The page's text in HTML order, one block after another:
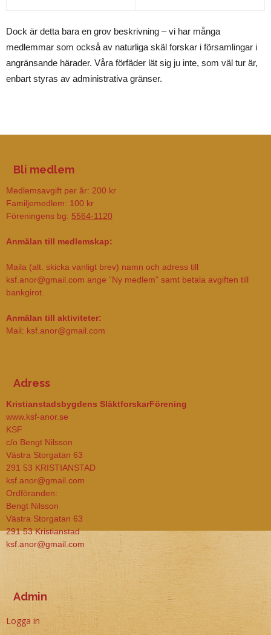
Dock är detta bara en grov beskrivning – vi har många
medlemmar som också av naturliga skäl forskar i församlingar i
angränsande härader. Våra förfäder lät sig ju inte, som väl tur är,
enbart styras av administrativa gränser.
Bli medlem
Medlemsavgift per år: 200 kr
Familjemedlem: 100 kr
Föreningens bg: 5564-1120
Anmälan till medlemskap:
Maila (alt. skicka vanligt brev) namn och adress till
ksf.anor@gmail.com ange ”Ny medlem” samt betala avgiften till
bankgirot.
Anmälan till aktiviteter:
Mail: ksf.anor@gmail.com
Adress
Kristianstadsbygdens SläktforskarFörening
www.ksf-anor.se
KSF
c/o Bengt Nilsson
Västra Storgatan 63
291 53 KRISTIANSTAD
ksf.anor@gmail.com
Ordföranden:
Bengt Nilsson
Västra Storgatan 63
291 53 Kristianstad
ksf.anor@gmail.com
Admin
Logga in